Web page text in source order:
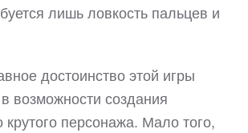
лишь ловкость пальцев и
достоинство этой игры
возможности создания
крутого персонажа. Мало того,